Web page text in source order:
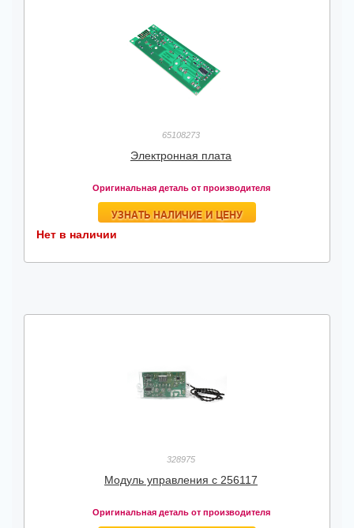
65108273
Электронная плата
Оригинальная деталь от производителя
УЗНАТЬ НАЛИЧИЕ И ЦЕНУ
Нет в наличии
328975
Модуль управления с 256117
Оригинальная деталь от производителя